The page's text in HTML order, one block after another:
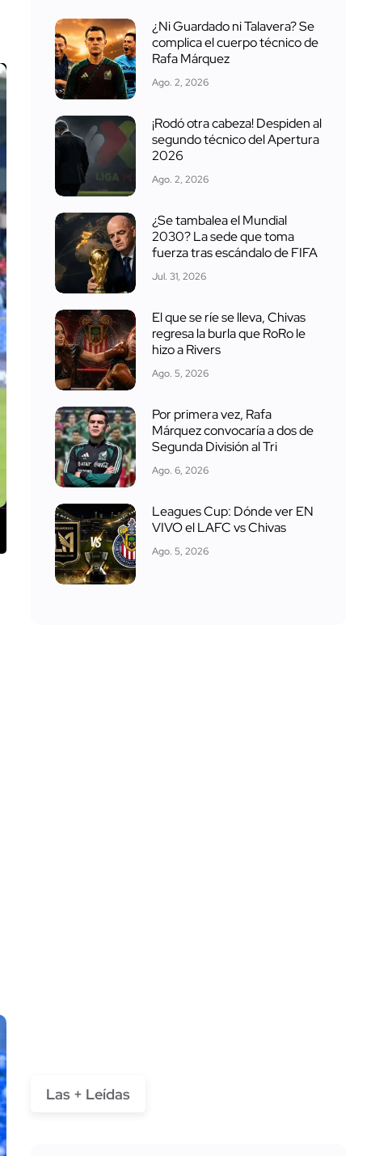
¿Ni Guardado ni Talavera? Se
complica el cuerpo técnico de
Rafa Márquez
Ago. 2, 2026
¡Rodó otra cabeza! Despiden al
segundo técnico del Apertura
2026
Ago. 2, 2026
¿Se tambalea el Mundial
2030? La sede que toma
fuerza tras escándalo de FIFA
Jul. 31, 2026
El que se ríe se lleva, Chivas
regresa la burla que RoRo le
hizo a Rivers
Ago. 5, 2026
Por primera vez, Rafa
Márquez convocaría a dos de
Segunda División al Tri
Ago. 6, 2026
Leagues Cup: Dónde ver EN
VIVO el LAFC vs Chivas
Ago. 5, 2026
Las + Leídas